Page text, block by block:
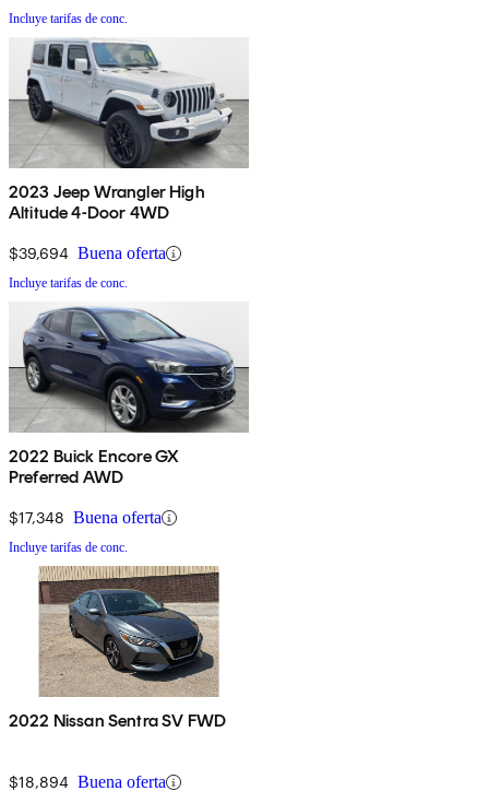
Incluye tarifas de conc.
2023 Jeep Wrangler High
Altitude 4-Door 4WD
$39,694 Buena oferta
Incluye tarifas de conc.
2022 Buick Encore GX
Preferred AWD
$17,348 Buena oferta
Incluye tarifas de conc.
2022 Nissan Sentra SV FWD
$18,894 Buena oferta